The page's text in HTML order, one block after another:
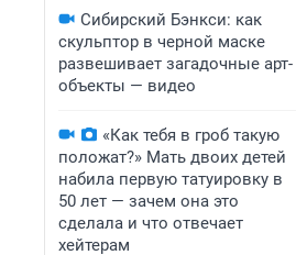
Сибирский Бэнкси: как
скульптор в черной маске
развешивает загадочные арт-
объекты — видео
«Как тебя в гроб такую
положат?» Мать двоих детей
набила первую татуировку в
50 лет — зачем она это
сделала и что отвечает
хейтерам